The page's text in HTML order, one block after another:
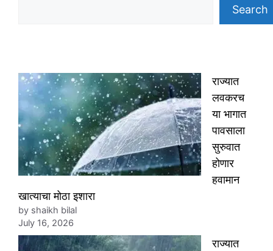
Search
राज्यात
लवकरच
या भागात
पावसाला
सुरुवात
होणार
हवामान
खात्याचा मोठा इशारा
by shaikh bilal
July 16, 2026
राज्यात